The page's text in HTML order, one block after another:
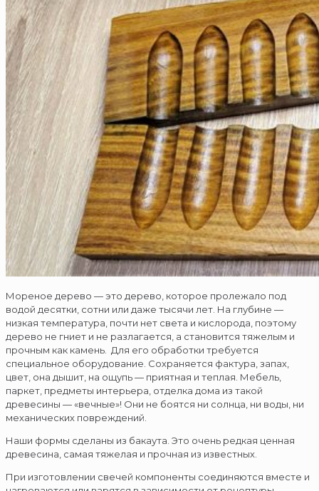
Мореное дерево — это дерево, которое пролежало под
водой десятки, сотни или даже тысячи лет. На глубине —
низкая температура, почти нет света и кислорода, поэтому
дерево не гниет и не разлагается, а становится тяжелым и
прочным как камень. Для его обработки требуется
специальное оборудование. Сохраняется фактура, запах,
цвет, она дышит, на ощупь — приятная и теплая. Мебель,
паркет, предметы интерьера, отделка дома из такой
древесины — «вечные»! Они не боятся ни солнца, ни воды, ни
механических повреждений.
Наши формы сделаны из бакаута. Это очень редкая ценная
древесина, самая тяжелая и прочная из известных.
При изготовлении свечей компоненты соединяются вместе и